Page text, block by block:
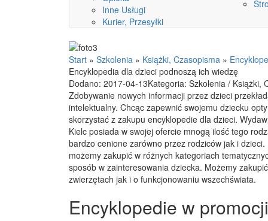
Inne Usługi
Kurier, Przesyłki
Start » Szkolenia » Książki, Czasopisma »
Encyklopedia dla dzieci podnoszą ich wiedzę
Dodano: 2017-04-13Kategoria: Szkolenia / Książki,
Zdobywanie nowych informacji przez dzieci
intelektualny. Chcąc zapewnić swojemu dziecku
skorzystać z zakupu encyklopedie dla dzieci.
Kielc posiada w swojej ofercie mnogą ilość tego
bardzo cenione zarówno przez rodziców jak i
możemy zakupić w różnych kategoriach
sposób w zainteresowania dziecka. Możemy
zwierzętach jak i o funkcjonowaniu wszechświata.
Encyklopedie w promocji